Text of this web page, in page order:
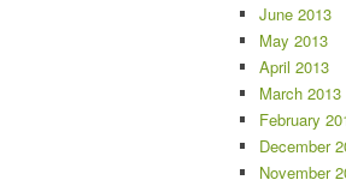
June 2013
May 2013
April 2013
March 2013
February
December
November